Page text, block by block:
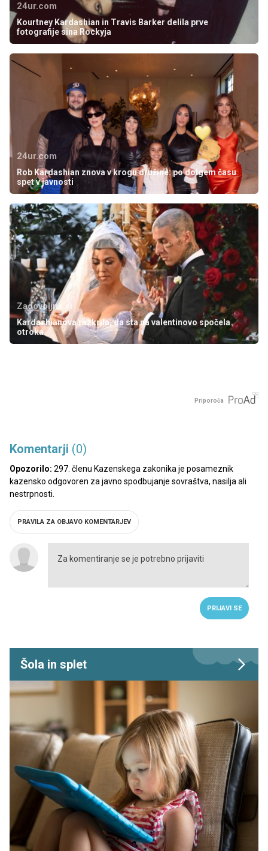
24ur.com
Kourtney Kardashian in Travis Barker delila prve
fotografije sina Rockyja
24ur.com
Rob Kardashian znova v krogu družine: po dolgem času
spet v javnosti
Zadovoljna.si
Kardashianova razkrila, da sta na valentinovo spočela
otroka
Priporoča
Komentarji (0)
Opozorilo: 297. členu Kazenskega zakonika je posameznik
kazensko odgovoren za javno spodbujanje sovraštva, nasilja ali
nestrpnosti.
PRAVILA ZA OBJAVO KOMENTARJEV
PRIJAVI SE
Šola in splet